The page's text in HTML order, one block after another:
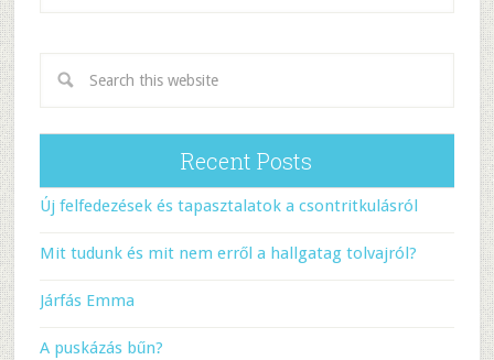
Recent Posts
Új felfedezések és tapasztalatok a csontritkulásról
Mit tudunk és mit nem erről a hallgatag tolvajról?
Járfás Emma
A puskázás bűn?